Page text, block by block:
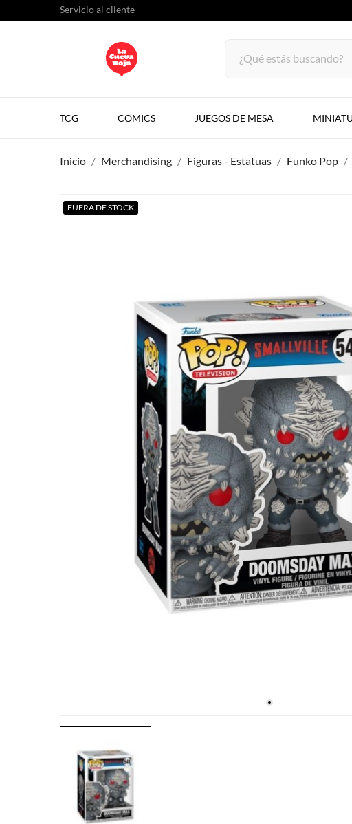
Servicio al cliente
TCG COMICS JUEGOS DE MESA
Inicio Merchandising Figuras - Estatuas Funko Pop
FUERA DE STOCK